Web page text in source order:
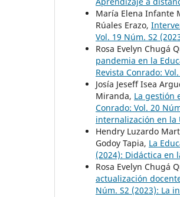
María Elena Infante
Rúales Erazo,
Vol. 19 Núm. S2
Rosa Evelyn Chugá
pandemia en la
Revista Conrado:
Josía Jeseff Isea
Miranda, La gestión
Conrado: Vol. 20
internalización en la
Hendry Luzardo
Godoy Tapia, La
(2024): Didáctica en
Rosa Evelyn Chugá
actualización
Núm. S2 (2023): La